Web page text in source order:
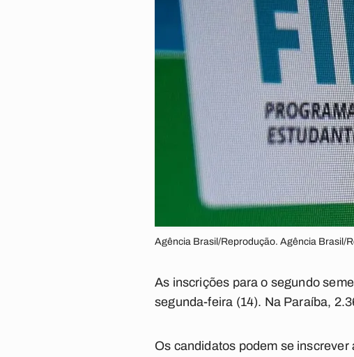
Agência Brasil/Reprodução. Agência Brasil/
As inscrições para o segundo
segunda-feira (14). Na Paraíba,
Os candidatos podem se